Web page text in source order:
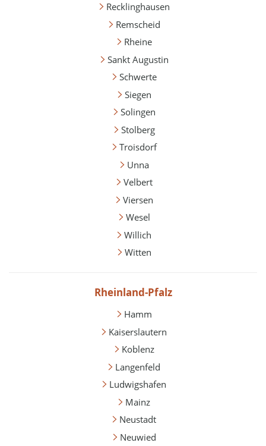
Recklinghausen
Remscheid
Rheine
Sankt Augustin
Schwerte
Siegen
Solingen
Stolberg
Troisdorf
Unna
Velbert
Viersen
Wesel
Willich
Witten
Rheinland-Pfalz
Hamm
Kaiserslautern
Koblenz
Langenfeld
Ludwigshafen
Mainz
Neustadt
Neuwied